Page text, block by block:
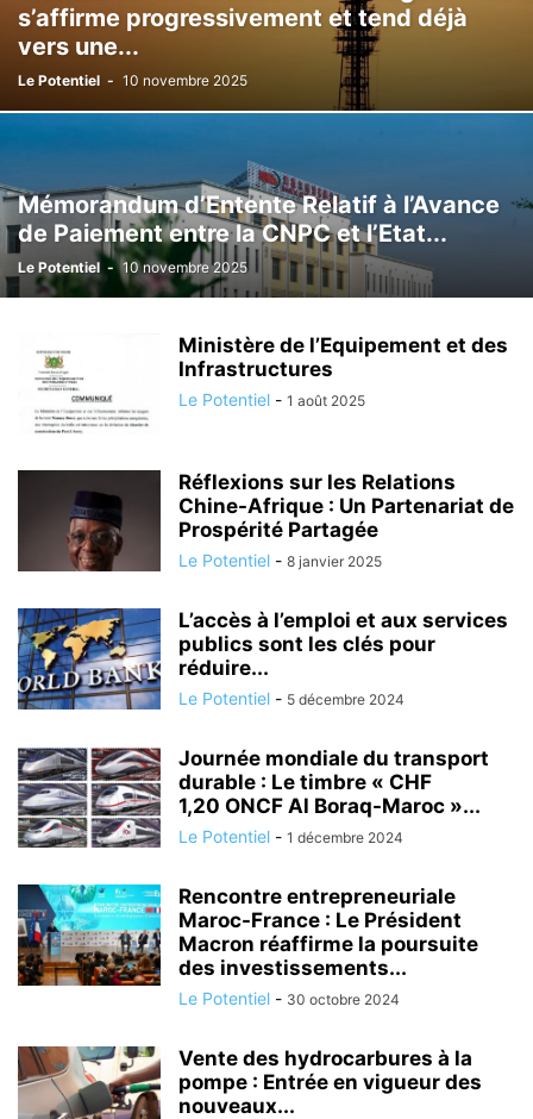
s’affirme progressivement et tend déjà
vers une...
Le Potentiel - 10 novembre 2025
Mémorandum d’Entente Relatif à l’Avance
de Paiement entre la CNPC et l’Etat...
Le Potentiel - 10 novembre 2025
Ministère de l’Equipement et des
Infrastructures
Le Potentiel - 1 août 2025
Réflexions sur les Relations
Chine-Afrique : Un Partenariat de
Prospérité Partagée
Le Potentiel - 8 janvier 2025
L’accès à l’emploi et aux services
publics sont les clés pour
réduire...
Le Potentiel - 5 décembre 2024
Journée mondiale du transport
durable : Le timbre « CHF
1,20 ONCF Al Boraq-Maroc »...
Le Potentiel - 1 décembre 2024
Rencontre entrepreneuriale
Maroc-France : Le Président
Macron réaffirme la poursuite
des investissements...
Le Potentiel - 30 octobre 2024
Vente des hydrocarbures à la
pompe : Entrée en vigueur des
nouveaux...